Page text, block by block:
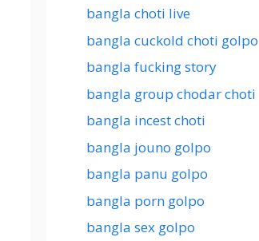
bangla choti live
bangla cuckold choti golpo
bangla fucking story
bangla group chodar choti
bangla incest choti
bangla jouno golpo
bangla panu golpo
bangla porn golpo
bangla sex golpo